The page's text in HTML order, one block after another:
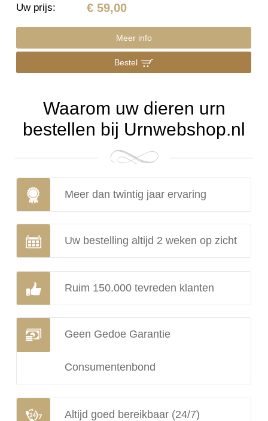
Uw prijs: € 59,00
Meer info
Bestel
Waarom uw dieren urn
bestellen bij Urnwebshop.nl
Meer dan twintig jaar ervaring
Uw bestelling altijd 2 weken op zicht
Ruim 150.000 tevreden klanten
Geen Gedoe Garantie
Consumentenbond
Altijd goed bereikbaar (24/7)